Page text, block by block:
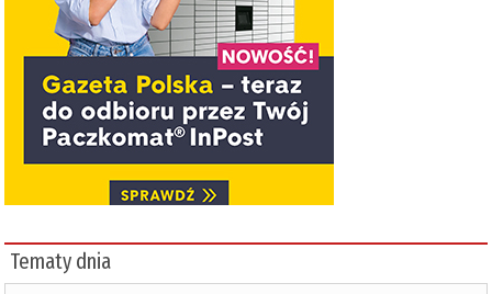
Tematy dnia